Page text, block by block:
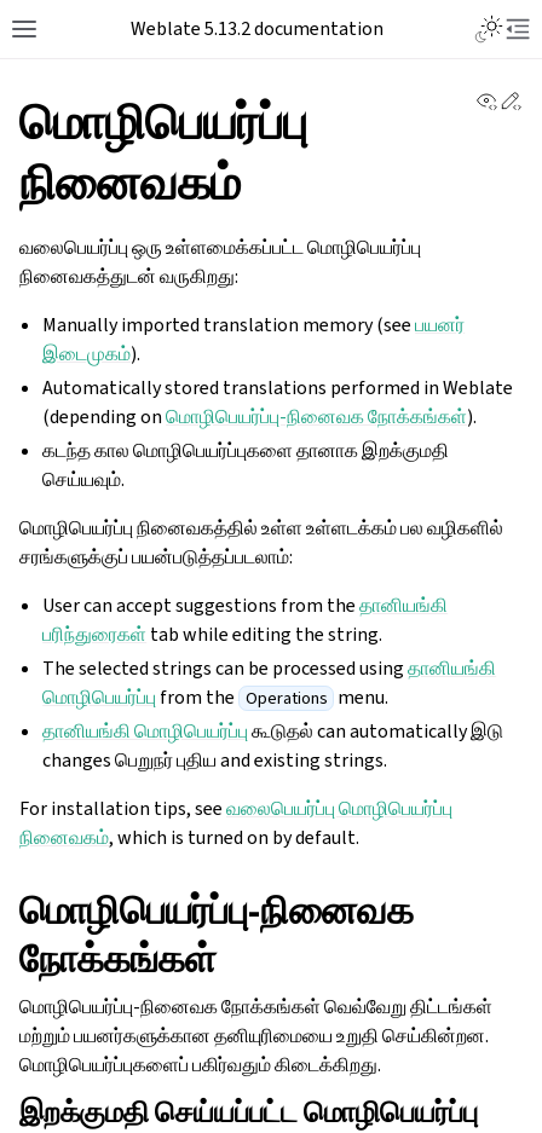
Toggle site navigation sidebar
Weblate 5.13.2 documentation
மொழிபெயர்ப்பு
நினைவகம்
வலைபெயர்ப்பு ஒரு உள்ளமைக்கப்பட்ட மொழிபெயர்ப்பு
நினைவகத்துடன் வருகிறது:
Manually imported translation memory (seeபயனர்
இடைமுகம்).
Automatically stored translations performed in Weblate
(depending onமொழிபெயர்ப்பு-நினைவக நோக்கங்கள்).
கடந்த கால மொழிபெயர்ப்புகளை தானாக இறக்குமதி
செய்யவும்.
மொழிபெயர்ப்பு நினைவகத்தில் உள்ள உள்ளடக்கம் பல வழிகளில்
சரங்களுக்குப் பயன்படுத்தப்படலாம்:
User can accept suggestions from theதானியங்கி
பரிந்துரைகள் tab while editing the string.
The selected strings can be processed usingதானியங்கி
மொழிபெயர்ப்பு from the Operations menu.
தானியங்கி மொழிபெயர்ப்புகூடுதல் can automatically இடு
changes பெறுநர் புதிய and existing strings.
For installation tips, seeவலைபெயர்ப்பு மொழிபெயர்ப்பு
நினைவகம், which is turned on by default.
மொழிபெயர்ப்பு-நினைவக
நோக்கங்கள்
மொழிபெயர்ப்பு-நினைவக நோக்கங்கள் வெவ்வேறு திட்டங்கள்
மற்றும் பயனர்களுக்கான தனியுரிமையை உறுதி செய்கின்றன.
மொழிபெயர்ப்புகளைப் பகிர்வதும் கிடைக்கிறது.
இறக்குமதி செய்யப்பட்ட மொழிபெயர்ப்பு